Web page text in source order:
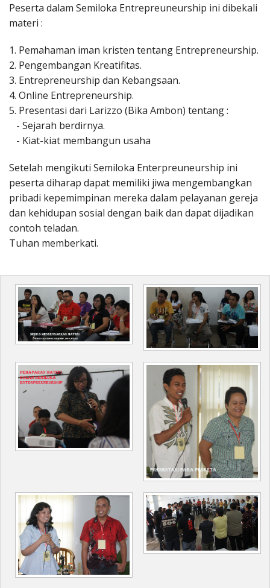
Peserta dalam Semiloka Entrepreuneurship ini dibekali
materi :
1. Pemahaman iman kristen tentang Entrepreneurship.
2. Pengembangan Kreatifitas.
3. Entrepreneurship dan Kebangsaan.
4. Online Entrepreneurship.
5. Presentasi dari Larizzo (Bika Ambon) tentang :
- Sejarah berdirnya.
- Kiat-kiat membangun usaha
Setelah mengikuti Semiloka Enterpreuneurship ini
peserta diharap dapat memiliki jiwa mengembangkan
pribadi kepemimpinan mereka dalam pelayanan gereja
dan kehidupan sosial dengan baik dan dapat dijadikan
contoh teladan.
Tuhan memberkati.